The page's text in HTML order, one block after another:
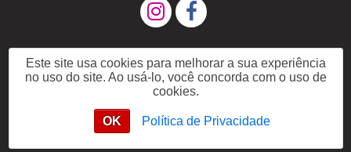
Este site usa cookies para melhorar a sua experiência
no uso do site. Ao usá-lo, você concorda com o uso de
cookies.
OK Política de Privacidade